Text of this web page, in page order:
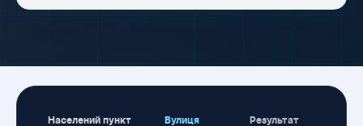
Населений пункт Вулиця Результат